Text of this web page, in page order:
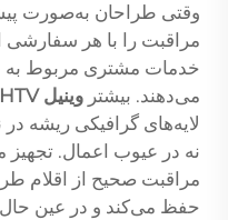
وقتی طراحان به‌صورت
مراقبت را با هر سفارشی
خدمات مشتری مربوط به
می‌دهند. بیشتر وینیل HTV پی‌یو
لایه‌های گرافیکی ریشه
نه در عیوب اعمال. تجهیز
مراقبت صحیح از اقلام
حفظ می‌کند و در عین